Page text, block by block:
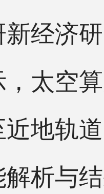
济研
太空
地轨
析与